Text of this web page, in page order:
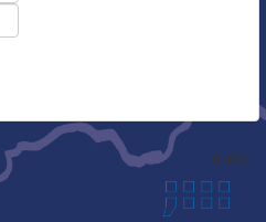
Autor